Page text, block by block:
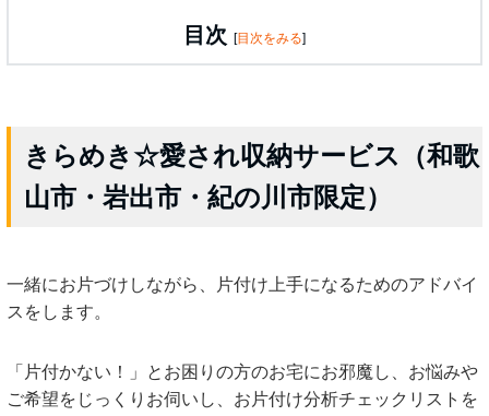
目次 [目次をみる]
きらめき☆愛され収納サービス（和歌
山市・岩出市・紀の川市限定）
一緒にお片づけしながら、片付け上手になるためのアドバイ
スをします。
「片付かない！」とお困りの方のお宅にお邪魔し、お悩みや
ご希望をじっくりお伺いし、お片付け分析チェックリストを